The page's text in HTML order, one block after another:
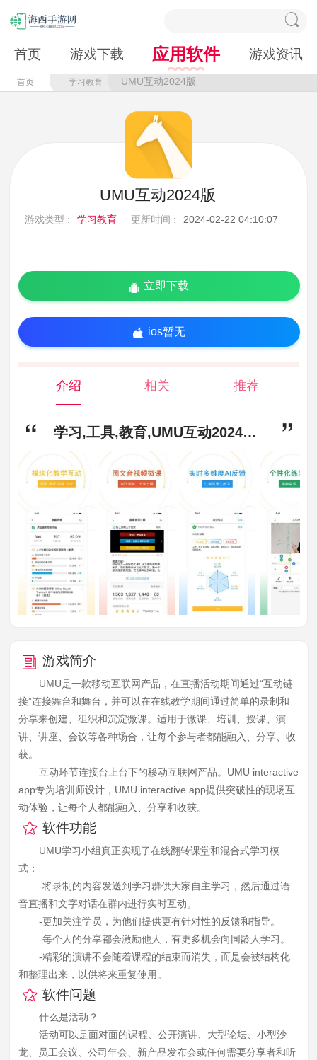
首页 游戏下载 应用软件 游戏资讯
首页 学习教育 UMU互动2024版
UMU互动2024版
游戏类型 : 学习教育 更新时间 : 2024-02-22 04:10:07
立即下载
ios暂无
介绍 相关 推荐
学习,工具,教育,UMU互动2024版app下载-UMU互动2024版安卓版下载7.1.18
游戏简介
UMU是一款移动互联网产品，在直播活动期间通过“互动链
接”连接舞台和舞台，并可以在在线教学期间通过简单的录制和
分享来创建、组织和沉淀微课。适用于微课、培训、授课、演
讲、讲座、会议等各种场合，让每个参与者都能融入、分享、收
获。
互动环节连接台上台下的移动互联网产品。UMU interactive
app专为培训师设计，UMU interactive app提供突破性的现场互
动体验，让每个人都能融入、分享和收获。
软件功能
UMU学习小组真正实现了在线翻转课堂和混合式学习模
式；
-将录制的内容发送到学习群供大家自主学习，然后通过语
音直播和文字对话在群内进行实时互动。
-更加关注学员，为他们提供更有针对性的反馈和指导。
-每个人的分享都会激励他人，有更多机会向同龄人学习。
-精彩的演讲不会随着课程的结束而消失，而是会被结构化
和整理出来，以供将来重复使用。
软件问题
什么是活动？
活动可以是面对面的课程、公开演讲、大型论坛、小型沙
龙、员工会议、公司年会、新产品发布会或任何需要分享者和听